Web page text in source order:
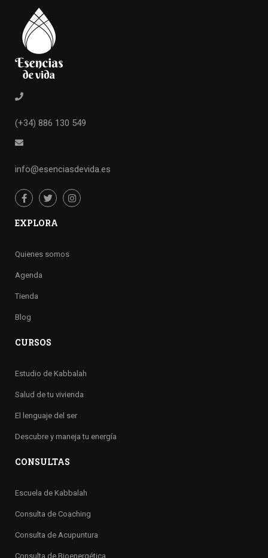
(+34) 886 130 549
info@esenciasdevida.es
EXPLORA
Quienes somos
Agenda
Tienda
Blog
CURSOS
Estudio de Kabbalah
Salud de tu vivienda
El lenguaje del ser
Descubre y maneja tu energía
CONSULTAS
Escuela de Kabbalah
Consulta de Coaching
Consulta de Acupuntura
Consulta de Bioenergética